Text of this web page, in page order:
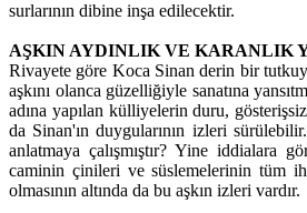
surlarının dibine inşa edilecektir.
AŞKIN AYDINLIK VE KARANLIK
Rivayete göre Koca Sinan derin bir
aşkını olanca güzelliğiyle sanatına
adına yapılan külliyelerin duru,
da Sinan'ın duygularının izleri
anlatmaya çalışmıştır? Yine iddialara
caminin çinileri ve süslemelerinin tüm
olmasının altında da bu aşkın izleri vardır.